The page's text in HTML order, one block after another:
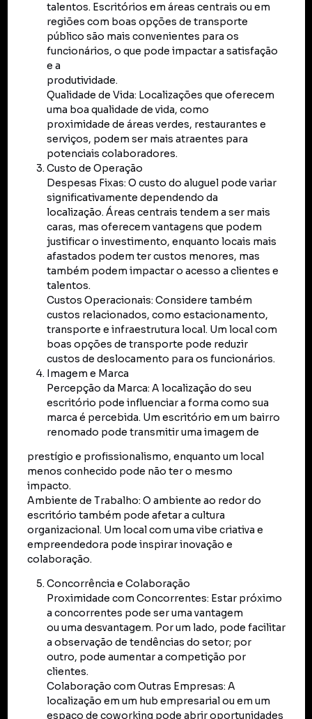
talentos. Escritórios em áreas centrais ou em
regiões com boas opções de transporte
público são mais convenientes para os
funcionários, o que pode impactar a satisfação
e a
produtividade.
Qualidade de Vida: Localizações que oferecem
uma boa qualidade de vida, como
proximidade de áreas verdes, restaurantes e
serviços, podem ser mais atraentes para
potenciais colaboradores.
Custo de Operação
Despesas Fixas: O custo do aluguel pode variar
significativamente dependendo da
localização. Áreas centrais tendem a ser mais
caras, mas oferecem vantagens que podem
justificar o investimento, enquanto locais mais
afastados podem ter custos menores, mas
também podem impactar o acesso a clientes e
talentos.
Custos Operacionais: Considere também
custos relacionados, como estacionamento,
transporte e infraestrutura local. Um local com
boas opções de transporte pode reduzir
custos de deslocamento para os funcionários.
Imagem e Marca
Percepção da Marca: A localização do seu
escritório pode influenciar a forma como sua
marca é percebida. Um escritório em um bairro
renomado pode transmitir uma imagem de
prestígio e profissionalismo, enquanto um local
menos conhecido pode não ter o mesmo
impacto.
Ambiente de Trabalho: O ambiente ao redor do
escritório também pode afetar a cultura
organizacional. Um local com uma vibe criativa e
empreendedora pode inspirar inovação e
colaboração.
Concorrência e Colaboração
Proximidade com Concorrentes: Estar próximo
a concorrentes pode ser uma vantagem
ou uma desvantagem. Por um lado, pode facilitar
a observação de tendências do setor; por
outro, pode aumentar a competição por
clientes.
Colaboração com Outras Empresas: A
localização em um hub empresarial ou em um
espaço de coworking pode abrir oportunidades